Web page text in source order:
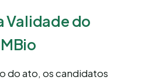
Validade do
do ato, os candidatos